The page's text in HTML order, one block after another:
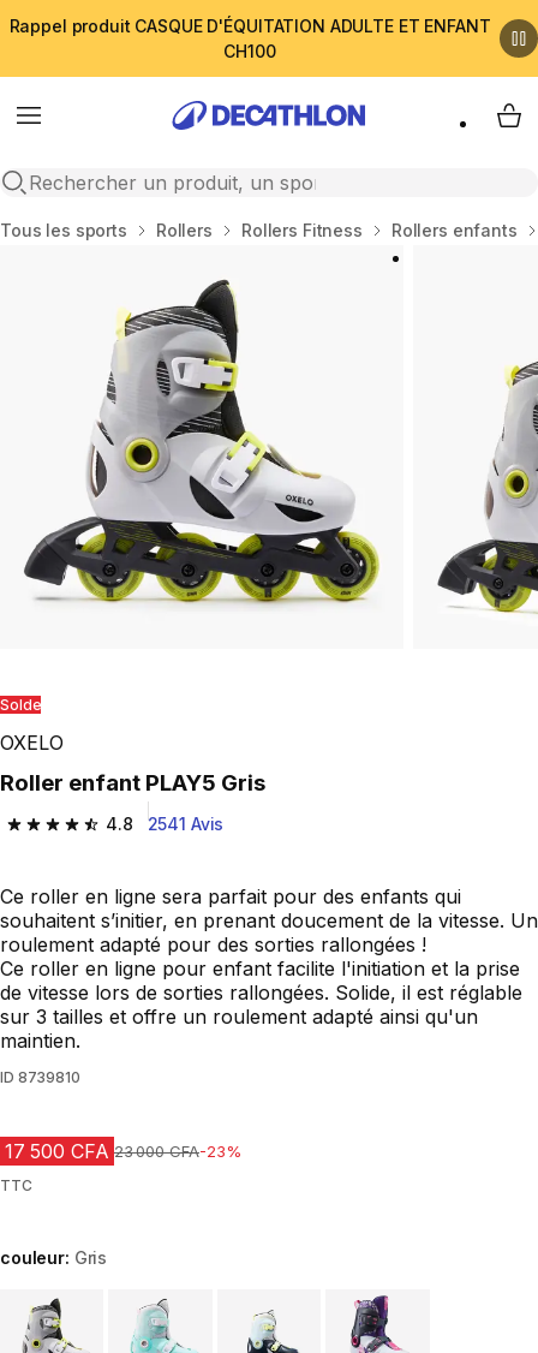
Rappel produit CASQUE D'ÉQUITATION ADULTE ET ENFANT
CH100
Menu
Open search
My
Accueil
Tous les sports Rollers Rollers Fitness Rollers enfants
Solde
OXELO
Roller enfant PLAY5 Gris
4.8
4.8 out of 5 stars from 2541 reviews
2541 Avis
Ce roller en ligne sera parfait pour des enfants qui
souhaitent s’initier, en prenant doucement de la vitesse. Un
roulement adapté pour des sorties rallongées !
Ce roller en ligne pour enfant facilite l'initiation et la prise
de vitesse lors de sorties rallongées. Solide, il est réglable
sur 3 tailles et offre un roulement adapté ainsi qu'un
maintien.
ID 8739810
17 500 CFA Prix avant réduction
23 000 CFA-23%
TTC
couleur: Gris
Choose a variant